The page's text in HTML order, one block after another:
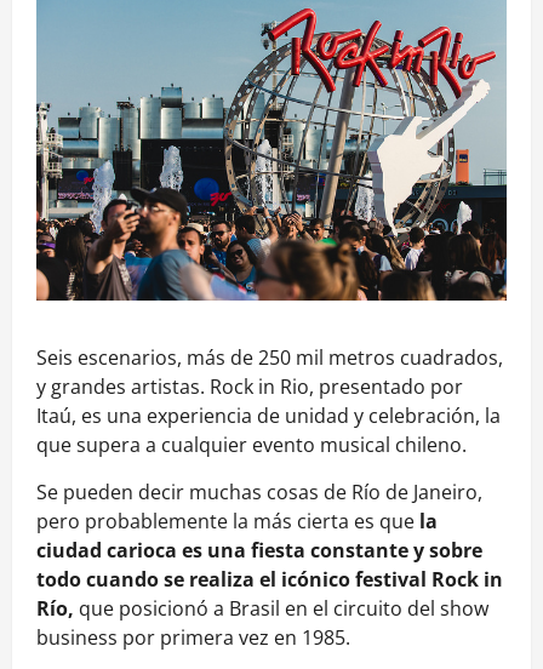
Seis escenarios, más de 250 mil metros cuadrados,
y grandes artistas. Rock in Rio, presentado por
Itaú, es una experiencia de unidad y celebración, la
que supera a cualquier evento musical chileno.
Se pueden decir muchas cosas de Río de Janeiro,
pero probablemente la más cierta es que la
ciudad carioca es una fiesta constante y sobre
todo cuando se realiza el icónico festival Rock in
Río, que posicionó a Brasil en el circuito del show
business por primera vez en 1985.